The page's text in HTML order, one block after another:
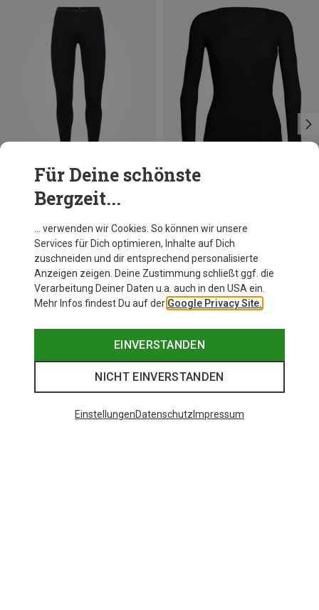
Du sparst 39%
Für Deine schönste
Bergzeit...
… verwenden wir Cookies. So können wir unsere
Services für Dich optimieren, Inhalte auf Dich
zuschneiden und dir entsprechend personalisierte
Anzeigen zeigen. Deine Zustimmung schließt ggf. die
Verarbeitung Deiner Daten u.a. auch in den USA ein.
Mehr Infos findest Du auf der Google Privacy Site.
EINVERSTANDEN
NICHT EINVERSTANDEN
EinstellungenDatenschutz Impressum